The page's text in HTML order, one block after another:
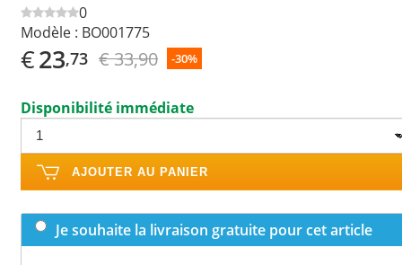
0
Modèle : BO001775
€23,73 € 33,90 -30%
Disponibilité immédiate
AJOUTER AU PANIER
Je souhaite la livraison gratuite pour cet article